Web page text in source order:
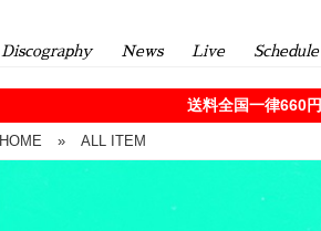
Discography News Live Schedule
送料全国一律660円
HOME » ALL ITEM